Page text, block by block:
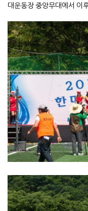
대운동장 중앙무대에서 이